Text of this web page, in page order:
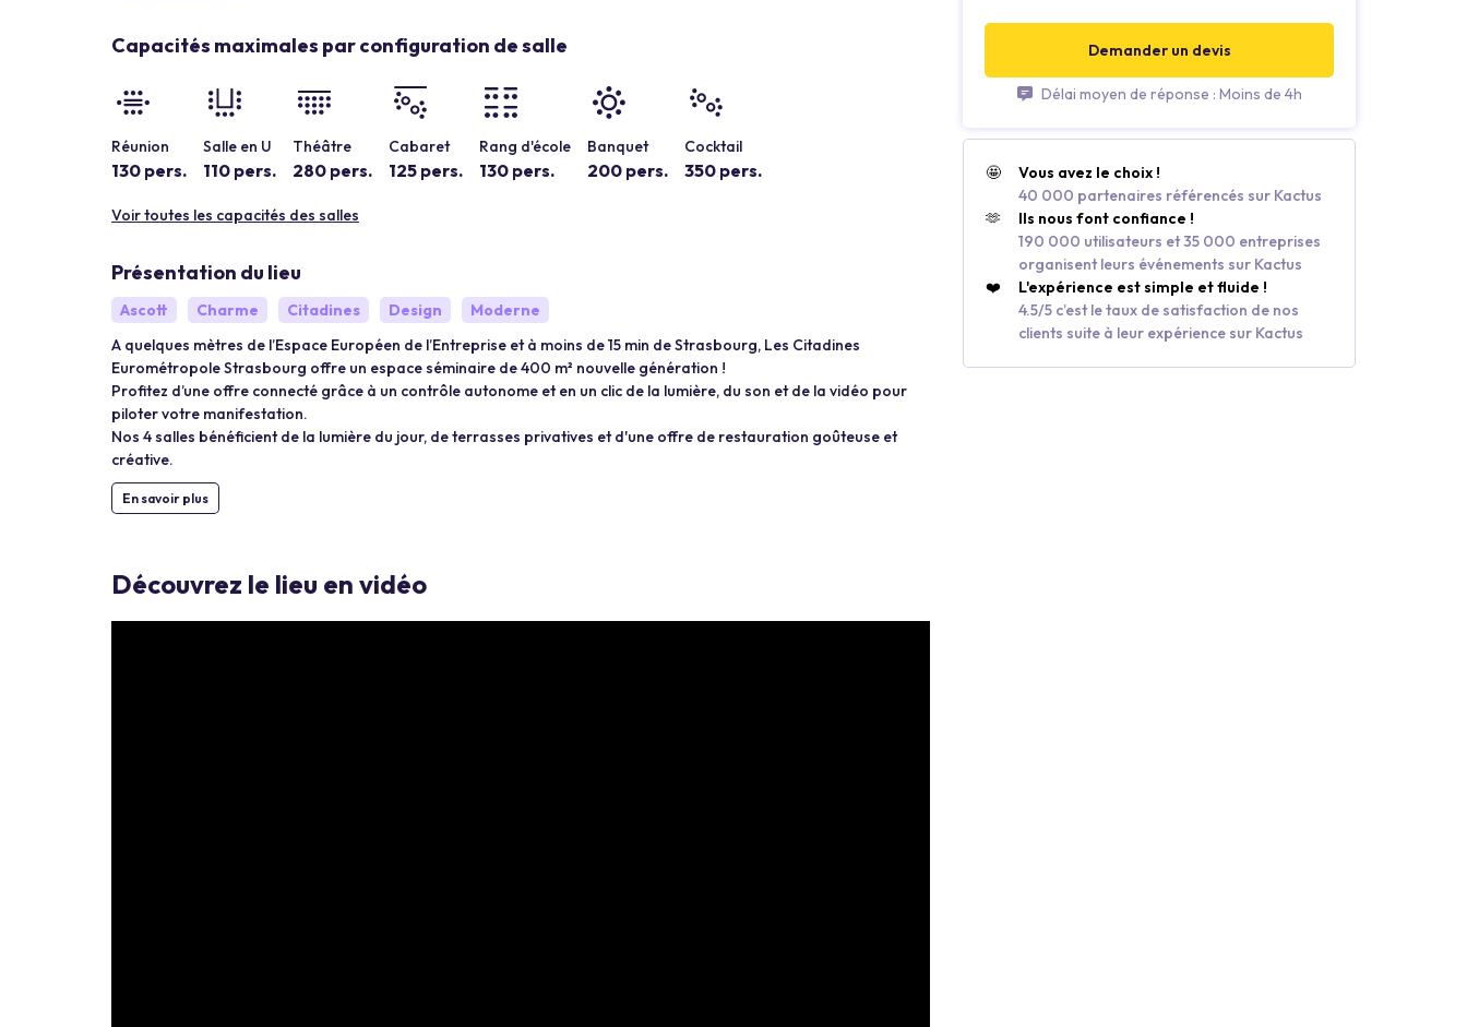
Capacités maximales par configuration de salle
Réunion
130 pers.
Salle en U
110 pers.
Théâtre
280 pers.
Cabaret
125 pers.
Rang d'école
130 pers.
Banquet
200 pers.
Cocktail
350 pers.
Voir toutes les capacités des salles
Présentation du lieu
Ascott Charme Citadines Design
Moderne
A quelques mètres de l’Espace Européen de l’Entreprise et à moins de 15 min de Strasbourg, Les Citadines
Eurométropole Strasbourg offre un espace séminaire de 400 m² nouvelle génération !
Profitez d’une offre connecté grâce à un contrôle autonome et en un clic de la lumière, du son et de la vidéo pour
piloter votre manifestation.
Nos 4 salles bénéficient de la lumière du jour, de terrasses privatives et d'une offre de restauration goûteuse et
créative.
En savoir plus
Découvrez le lieu en vidéo
Demander un devis
Délai moyen de réponse : Moins de 4h
🤩
Vous avez le choix !
40 000 partenaires référencés sur Kactus
🫶
Ils nous font confiance !
190 000 utilisateurs et 35 000 entreprises
organisent leurs événements sur Kactus
❤️
L'expérience est simple et fluide !
4.5/5 c’est le taux de satisfaction de nos
clients suite à leur expérience sur Kactus